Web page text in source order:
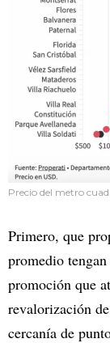
Precio del metro
Primero, que
promedio
promoción que
revalorización
cercanía de